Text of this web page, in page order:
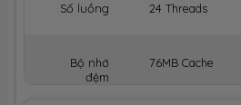
Số luồng 24 Threads
Bộ nhớ
đệm
76MB Cache